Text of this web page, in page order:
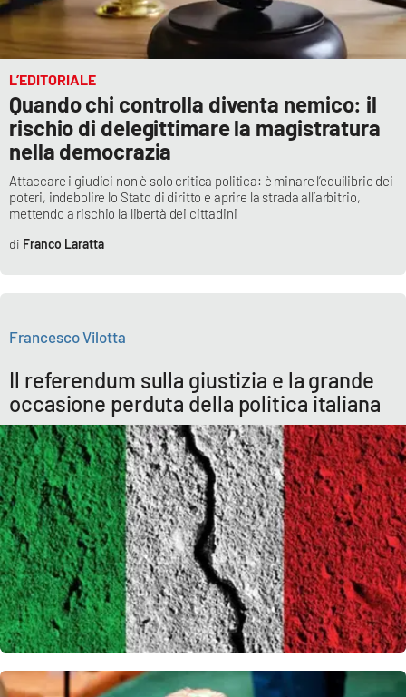
Lacitymag.it
Lacapitalenews.it
Ilreggino.it
Cosenzachannel.it
Ilvibonese.it
Apple
L’EDITORIALE
Quando chi controlla diventa nemico: il
rischio di delegittimare la magistratura
nella democrazia
Attaccare i giudici non è solo critica politica: è minare l’equilibrio dei
poteri, indebolire lo Stato di diritto e aprire la strada all’arbitrio,
mettendo a rischio la libertà dei cittadini
Franco Laratta
Il referendum sulla giustizia e la grande
occasione perduta della politica italiana
Francesco Vilotta